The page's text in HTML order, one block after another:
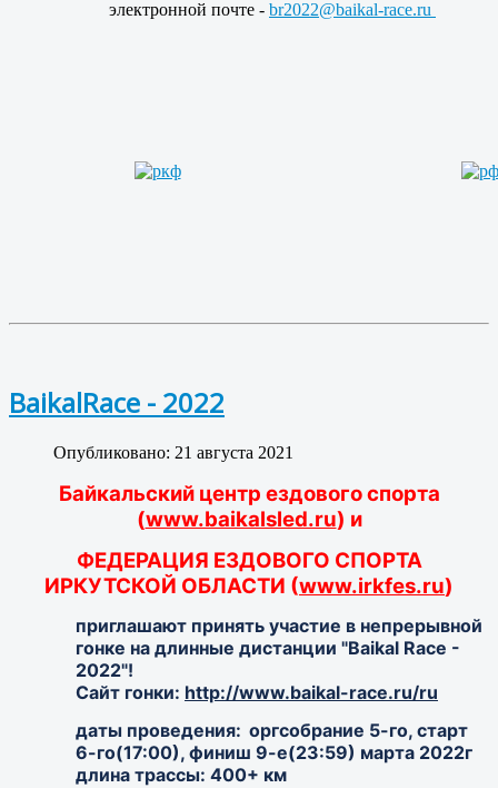
электронной почте - br2022@baikal-race.ru
BaikalRace - 2022
Опубликовано: 21 августа 2021
Байкальский центр ездового спорта
(www.baikalsled.ru) и
ФЕДЕРАЦИЯ ЕЗДОВОГО СПОРТА
ИРКУТСКОЙ ОБЛАСТИ (www.irkfes.ru)
приглашают принять участие в непрерывной
гонке на длинные дистанции "Baikal Race -
2022"!
Сайт гонки: http://www.baikal-race.ru/ru
даты проведения: оргсобрание 5-го, старт
6-го(17:00), финиш 9-е(23:59) марта 2022г
длина трассы: 400+ км